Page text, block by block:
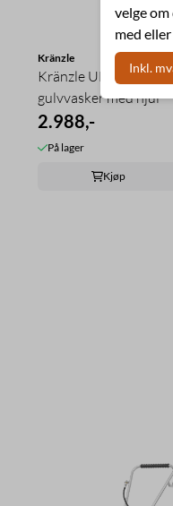
Kränzle
Kränzle UFO
gulvvasker med hjul
2.988,-
På lager
Kjøp
velge
med
Inkl.